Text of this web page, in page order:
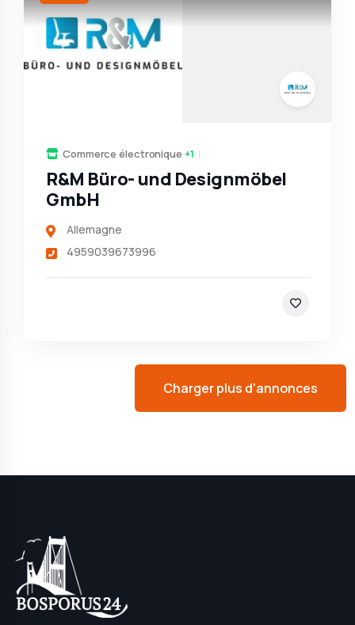
Commerce électronique +1
R&M Büro- und Designmöbel
GmbH
Allemagne
4959039673996
Charger plus d'annonces